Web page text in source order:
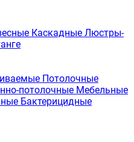
Каскадные Люстры-
Потолочные
потолочные Мебельные
Бактерицидные